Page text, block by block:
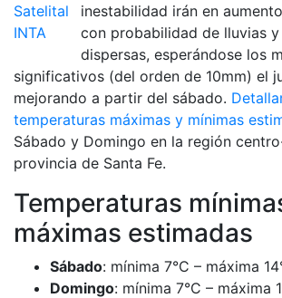
inestabilidad irán en
con probabilidad de lluvias
dispersas, esperándose los
significativos (del orden de 10mm) el
mejorando a partir del sábado.
temperaturas máximas y mínimas
Sábado y Domingo en la región
provincia de Santa Fe.
Temperaturas
máximas estimadas
Sábado: mínima 7°C – máxima
Domingo: mínima 7°C – máxima